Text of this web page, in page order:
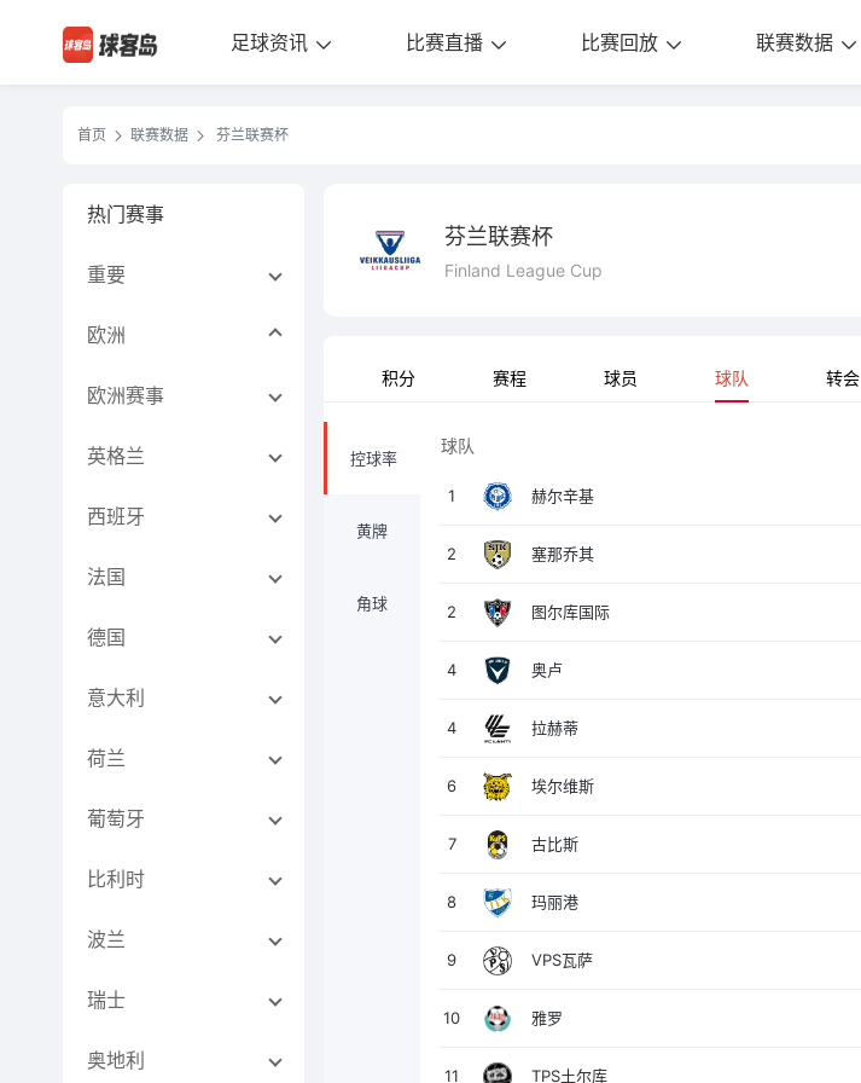
足球资讯 比赛直播 比赛回放 联赛数据
首页 联赛数据 芬兰联赛杯
热门赛事
重要
欧洲
欧洲赛事
英格兰
西班牙
法国
德国
意大利
荷兰
葡萄牙
比利时
波兰
瑞士
奥地利
芬兰联赛杯
Finland League Cup
积分 赛程 球员 球队 转会
控球率
黄牌
角球
球队
1 赫尔辛基
2 塞那乔其
2 图尔库国际
4 奥卢
4 拉赫蒂
6 埃尔维斯
7 古比斯
8 玛丽港
9 VPS瓦萨
10 雅罗
11 TPS土尔库